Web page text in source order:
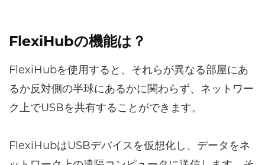
FlexiHubの機能は？
FlexiHubを使用すると、それらが異なる部屋にあ
るか反対側の半球にあるかに関わらず、ネットワー
ク上でUSBを共有することができます。
FlexiHubはUSBデバイスを仮想化し、データをネ